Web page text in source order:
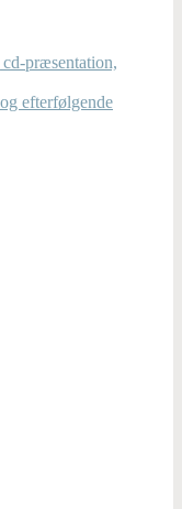
præsentation,
efterfølgende